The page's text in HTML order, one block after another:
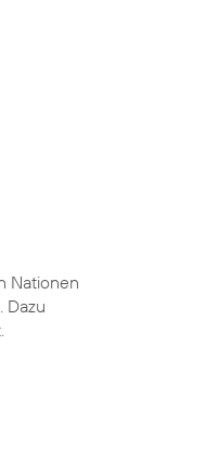
Nationen
Dazu